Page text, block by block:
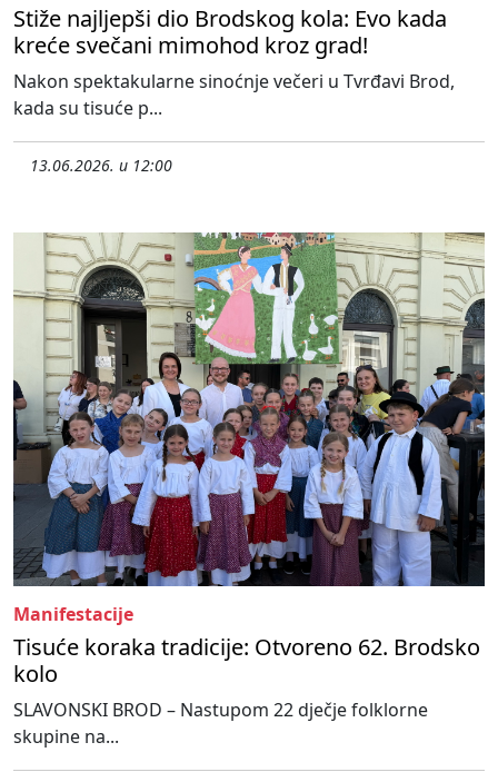
Stiže najljepši dio Brodskog kola: Evo kada
kreće svečani mimohod kroz grad!
Nakon spektakularne sinoćnje večeri u Tvrđavi Brod,
kada su tisuće p...
13.06.2026. u 12:00
Manifestacije
Tisuće koraka tradicije: Otvoreno 62. Brodsko
kolo
SLAVONSKI BROD – Nastupom 22 dječje folklorne
skupine na...